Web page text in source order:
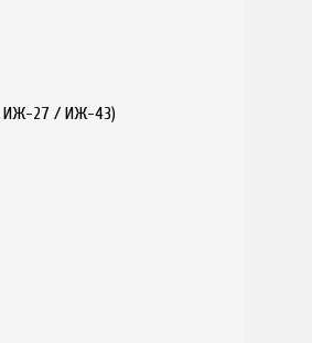
ИЖ-27 / ИЖ-43)